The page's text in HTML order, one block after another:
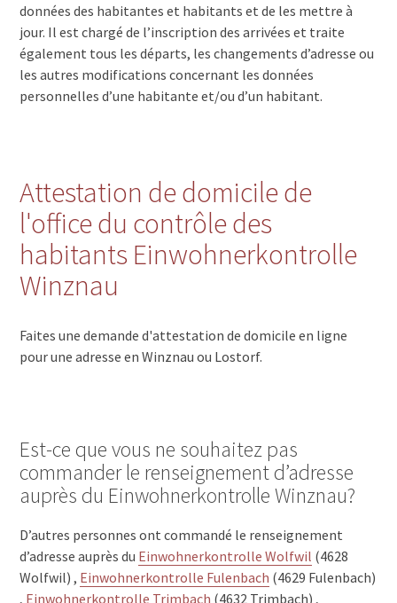
données des habitantes et habitants et de les mettre à
jour. Il est chargé de l’inscription des arrivées et traite
également tous les départs, les changements d’adresse ou
les autres modifications concernant les données
personnelles d’une habitante et/ou d’un habitant.
Attestation de domicile de
l'office du contrôle des
habitants Einwohnerkontrolle
Winznau
Faites une demande d'attestation de domicile en ligne
pour une adresse en Winznau ou Lostorf.
Est-ce que vous ne souhaitez pas
commander le renseignement d’adresse
auprès du Einwohnerkontrolle Winznau?
D’autres personnes ont commandé le renseignement
d’adresse auprès du Einwohnerkontrolle Wolfwil (4628
Wolfwil) , Einwohnerkontrolle Fulenbach (4629 Fulenbach)
, Einwohnerkontrolle Trimbach (4632 Trimbach) ,